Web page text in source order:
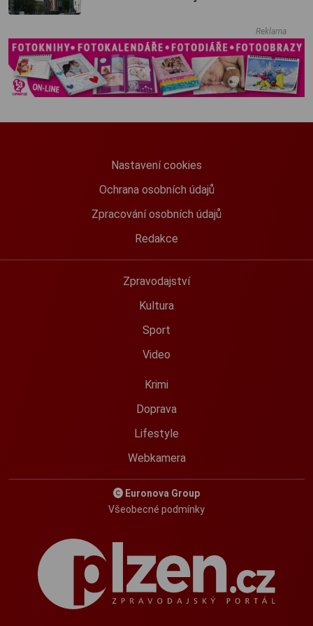
Reklama
Nastavení cookies
Ochrana osobních údajů
Zpracování osobních údajů
Redakce
Zpravodajství
Kultura
Sport
Video
Krimi
Doprava
Lifestyle
Webkamera
Euronova Group
Všeobecné podmínky